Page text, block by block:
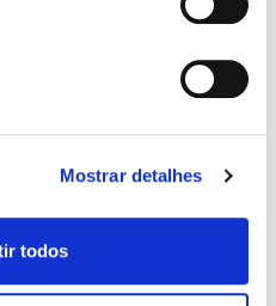
Mostrar detalhes
todos